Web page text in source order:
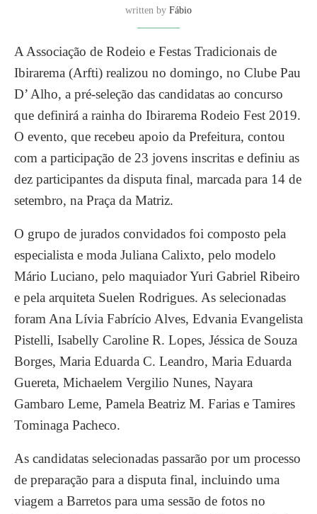
written by Fábio
A Associação de Rodeio e Festas Tradicionais de
Ibirarema (Arfti) realizou no domingo, no Clube Pau
D’ Alho, a pré-seleção das candidatas ao concurso
que definirá a rainha do Ibirarema Rodeio Fest 2019.
O evento, que recebeu apoio da Prefeitura, contou
com a participação de 23 jovens inscritas e definiu as
dez participantes da disputa final, marcada para 14 de
setembro, na Praça da Matriz.
O grupo de jurados convidados foi composto pela
especialista e moda Juliana Calixto, pelo modelo
Mário Luciano, pelo maquiador Yuri Gabriel Ribeiro
e pela arquiteta Suelen Rodrigues. As selecionadas
foram Ana Lívia Fabrício Alves, Edvania Evangelista
Pistelli, Isabelly Caroline R. Lopes, Jéssica de Souza
Borges, Maria Eduarda C. Leandro, Maria Eduarda
Guereta, Michaelem Vergilio Nunes, Nayara
Gambaro Leme, Pamela Beatriz M. Farias e Tamires
Tominaga Pacheco.
As candidatas selecionadas passarão por um processo
de preparação para a disputa final, incluindo uma
viagem a Barretos para uma sessão de fotos no